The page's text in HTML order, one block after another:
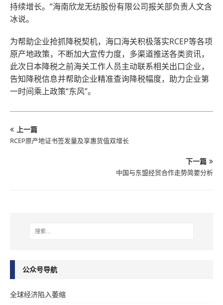
持续增长。”海南欣龙无纺股份有限公司报关部负责人文含
冰说。
为帮助企业抢抓降税契机，海口海关积极落实RCEP等各项
原产地政策，不断加大宣传力度，多渠道推送各类资讯，
此次日本降税之前海关工作人员主动联系相关出口企业，
告知降税信息并帮助企业精准查询降税幅度，助力企业第
一时间乘上政策“东风”。
上一篇
RCEP原产地证书签发量及享惠货值双增长
下一篇
中国与东盟经贸合作走势简要分析
公众号导航
全球经济陷入萎缩